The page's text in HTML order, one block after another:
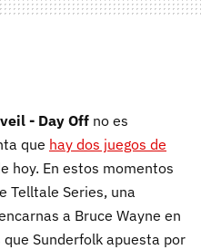
- Day Off no es
que hay dos juegos de
hoy. En estos momentos
Telltale Series, una
a Bruce Wayne en
Sunderfolk apuesta por